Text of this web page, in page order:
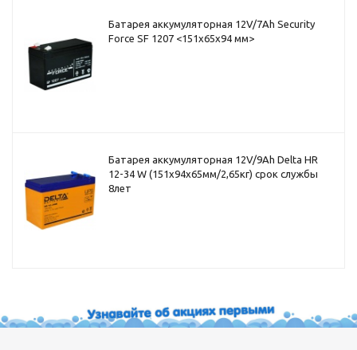
Батарея аккумуляторная 12V/7Ah Security
Force SF 1207 <151x65x94 мм>
Батарея аккумуляторная 12V/9Ah Delta HR
12-34 W (151x94x65мм/2,65кг) срок службы
8лет